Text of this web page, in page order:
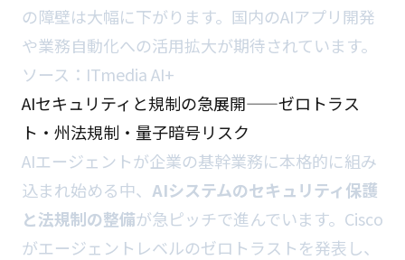
の障壁は大幅に下がります。国内のAIアプリ開発
や業務自動化への活用拡大が期待されています。
ソース： ITmedia AI+
AIセキュリティと規制の急展開——ゼロトラス
ト・州法規制・量子暗号リスク
AIエージェントが企業の基幹業務に本格的に組み
込まれ始める中、 AIシステムのセキュリティ保護
と法規制の整備が急ピッチで進んでいます。Cisco
がエージェントレベルのゼロトラストを発表し、